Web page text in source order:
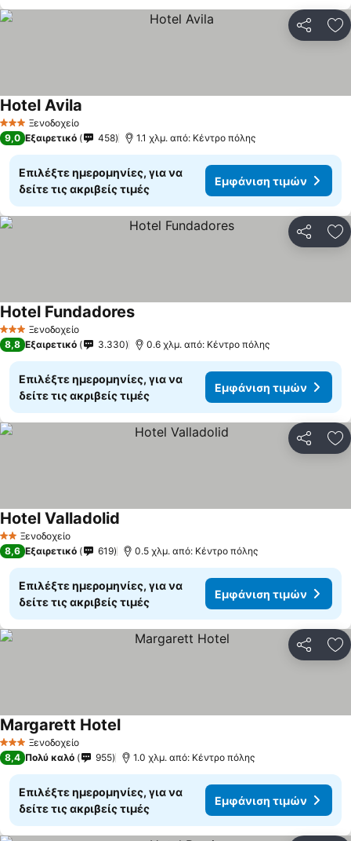
3 ΑστέριαΞενοδοχείο
Hotel Avila
9,0 Εξαιρετικό 458 1.1 χλμ. από: Κέντρο πόλης
Επιλέξτε ημερομηνίες, για να
δείτε τις ακριβείς τιμές
Εμφάνιση τιμών
3 ΑστέριαΞενοδοχείο
Hotel Fundadores
8,8 Εξαιρετικό 3.330 0.6 χλμ. από: Κέντρο πόλης
Επιλέξτε ημερομηνίες, για να
δείτε τις ακριβείς τιμές
Εμφάνιση τιμών
2 ΑστέριαΞενοδοχείο
Hotel Valladolid
8,6 Εξαιρετικό 619 0.5 χλμ. από: Κέντρο πόλης
Επιλέξτε ημερομηνίες, για να
δείτε τις ακριβείς τιμές
Εμφάνιση τιμών
3 ΑστέριαΞενοδοχείο
Margarett Hotel
8,4 Πολύ καλό 955 1.0 χλμ. από: Κέντρο πόλης
Επιλέξτε ημερομηνίες, για να
δείτε τις ακριβείς τιμές
Εμφάνιση τιμών